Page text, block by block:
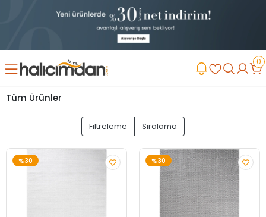
0
Tüm Ürünler
Filtreleme Sıralama
%30 %30